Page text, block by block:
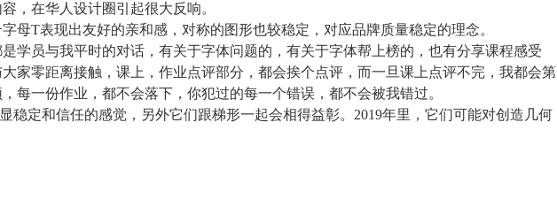
，在华人设计圈引起很大反响。
母T表现出友好的亲和感，对称的图形也较稳定，对应品牌质量稳定的理念。
学员与我平时的对话，有关于字体问题的，有关于字体帮上榜的，也有分享课程感受
家零距离接触，课上，作业点评部分，都会挨个点评，而一旦课上点评不完，我都会第
每一份作业，都不会落下，你犯过的每一个错误，都不会被我错过。
稳定和信任的感觉，另外它们跟梯形一起会相得益彰。2019年里，它们可能对创造几何